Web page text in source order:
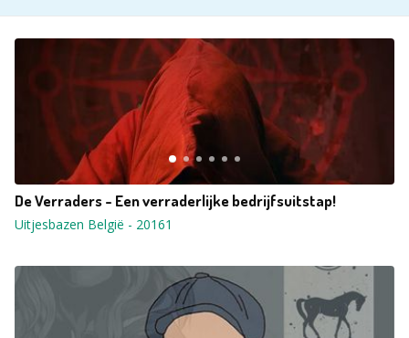
De Verraders - Een verraderlijke bedrijfsuitstap!
Uitjesbazen België - 20161